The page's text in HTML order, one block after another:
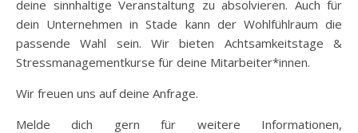
deine sinnhaltige Veranstaltung zu absolvieren. Auch für
dein Unternehmen in Stade kann der Wohlfühlraum die
passende Wahl sein. Wir bieten Achtsamkeitstage &
Stressmanagementkurse für deine Mitarbeiter*innen.
Wir freuen uns auf deine Anfrage.
Melde dich gern für weitere Informationen,